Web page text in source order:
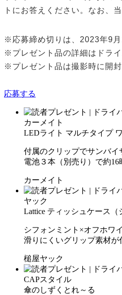
トにお答えください。なお、
※応募締め切りは、2023年9月
※プレゼント品の詳細はドラ
※プレゼント品は撮影時に開
応募する
カーメイト
LEDライト マルチタイプ
付属のクリップでサンバ
電池３本（別売り）で約16
カーメイト
ヤック
Lattice ティッシュケース（
シフォンミント×オフホワ
滑りにくいグリップ素材
槌屋ヤック
CAPスタイル
傘のしずくとれ～る